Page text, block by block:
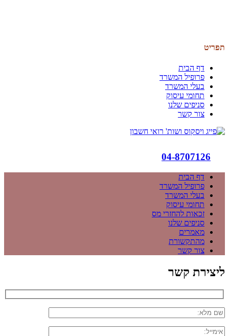
תפריט
דף הבית
פרופיל המשרד
בעלי המשרד
תחומי עיסוק
סניפים שלנו
צור קשר
04-8707126
דף הבית
פרופיל המשרד
בעלי המשרד
תחומי עיסוק
זכאות להחזרי מס
סניפים שלנו
מאמרים
מהתקשורת
צור קשר
ליצירת קשר